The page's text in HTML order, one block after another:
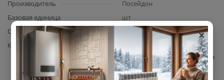
Производитель
Посейдон
Базовая единица
шт
Сфера применения
очистка от мех. примесей
Комплектация
Картридж из вспененного
полипропилена 10" SL 50 мкм
Poseidon 1шт.
×